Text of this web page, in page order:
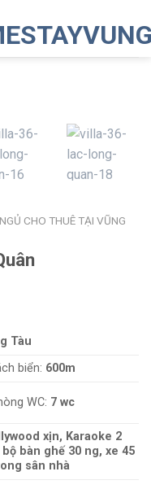
CHO THUÊ TẠI VŨNG
Tàu
biển: 600m
WC: 7 wc
xịn, Karaoke 2
bàn ghế 30 ng, xe 45
sân nhà